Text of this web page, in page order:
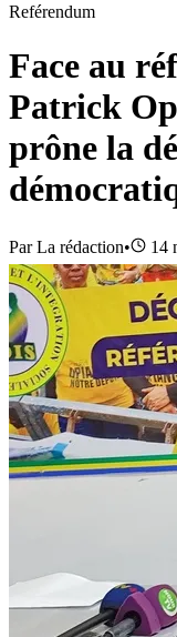
Reférendum
Face au
Patrick
prône la
ParLa rédaction• 14